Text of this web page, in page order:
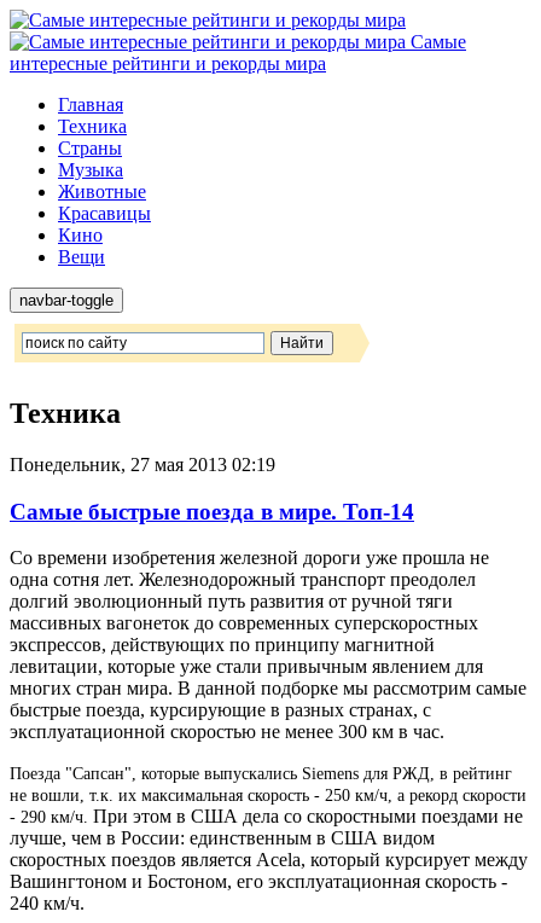
Самые
интересные рейтинги и рекорды мира
Главная
Техника
Страны
Музыка
Животные
Красавицы
Кино
Вещи
navbar-toggle
Техника
Понедельник, 27 мая 2013 02:19
Самые быстрые поезда в мире. Топ-14
Со времени изобретения железной дороги уже прошла не
одна сотня лет. Железнодорожный транспорт преодолел
долгий эволюционный путь развития от ручной тяги
массивных вагонеток до современных суперскоростных
экспрессов, действующих по принципу магнитной
левитации, которые уже стали привычным явлением для
многих стран мира. В данной подборке мы рассмотрим самые
быстрые поезда, курсирующие в разных странах, с
эксплуатационной скоростью не менее 300 км в час.
Поезда "Сапсан", которые выпускались Siemens для РЖД, в рейтинг
не вошли, т.к. их максимальная скорость - 250 км/ч, а рекорд скорости
- 290 км/ч. При этом в США дела со скоростными поездами не
лучше, чем в России: единственным в США видом
скоростных поездов является Acela, который курсирует между
Вашингтоном и Бостоном, его эксплуатационная скорость -
240 км/ч.